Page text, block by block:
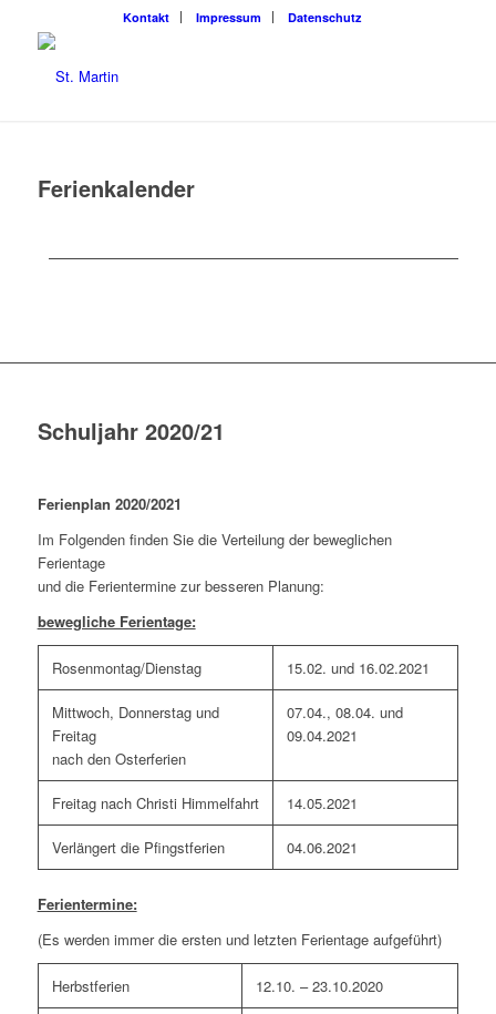
Kon­takt Impres­sum Daten­schutz
Feri­en­ka­len­der
Schul­jahr 2020/21
Feri­en­plan 2020/2021
Im Fol­gen­den fin­den Sie die Ver­tei­lung der beweg­li­chen
Ferientage
und die Feri­en­ter­mi­ne zur bes­se­ren Planung:
beweg­li­che Ferientage:
Rosenmontag/Dienstag 15.02. und 16.02.2021
Mitt­woch, Don­ners­tag und
Freitag
nach den Osterferien
07.04., 08.04. und
09.04.2021
Frei­tag nach Chris­ti Himmelfahrt 14.05.2021
Ver­län­gert die Pfingstferien 04.06.2021
Feri­en­ter­mi­ne:
(Es wer­den immer die ers­ten und letz­ten Feri­en­ta­ge aufgeführt)
Herbst­fe­ri­en 12.10. – 23.10.2020